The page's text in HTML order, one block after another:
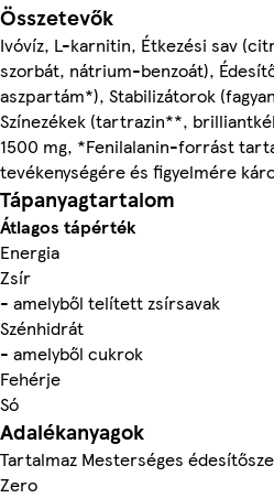
Összetevők
Ivóvíz, L-karnitin, Étkezési sav
szorbát, nátrium-benzoát),
aszpartám*), Stabilizátorok
Színezékek (tartrazin**,
1500 mg, *Fenilalanin-forrást
tevékenységére és figyelmére
Tápanyagtartalom
Átlagos tápérték
Energia
Zsír
- amelyből telített zsírsavak
Szénhidrát
- amelyből cukrok
Fehérje
Só
Adalékanyagok
Tartalmaz Mesterséges
Zero